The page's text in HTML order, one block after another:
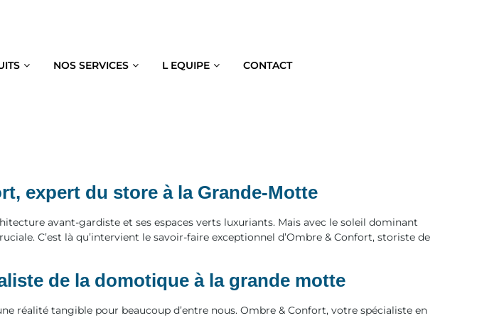
NOS SERVICES L EQUIPE CONTACT
expert du store à la Grande-Motte
avant-gardiste et ses espaces verts luxuriants. Mais avec le soleil dominant
C’est là qu’intervient le savoir-faire exceptionnel d’Ombre & Confort, storiste de
de la domotique à la grande motte
réalité tangible pour beaucoup d’entre nous. Ombre & Confort, votre spécialiste en